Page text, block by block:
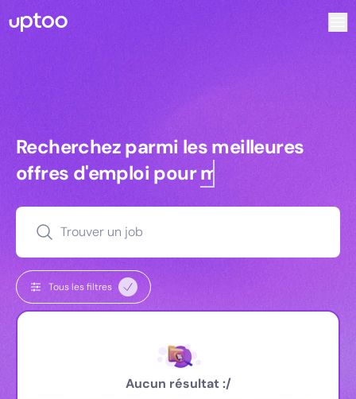
Recherchez parmi les meilleures
Recherchez parmi les meilleures
offres d'emploi pourmanagers
Trouver un job
Tous les filtres
Aucun résultat :/